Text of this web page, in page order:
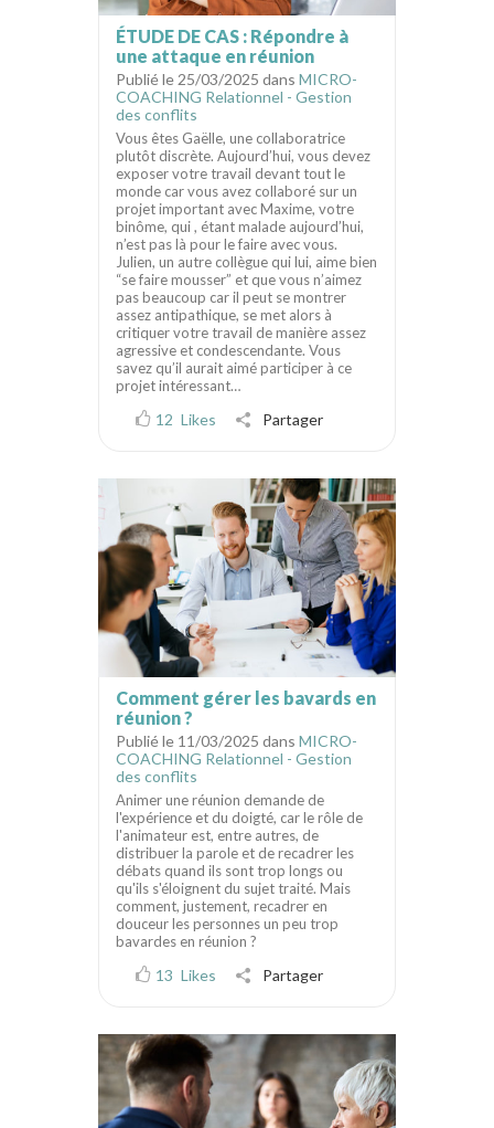
ÉTUDE DE CAS : Répondre à
une attaque en réunion
Publié le 25/03/2025 dans MICRO-
COACHING Relationnel - Gestion
des conflits
Vous êtes Gaëlle, une collaboratrice
plutôt discrète. Aujourd’hui, vous devez
exposer votre travail devant tout le
monde car vous avez collaboré sur un
projet important avec Maxime, votre
binôme, qui , étant malade aujourd’hui,
n’est pas là pour le faire avec vous.
Julien, un autre collègue qui lui, aime bien
“se faire mousser” et que vous n’aimez
pas beaucoup car il peut se montrer
assez antipathique, se met alors à
critiquer votre travail de manière assez
agressive et condescendante. Vous
savez qu’il aurait aimé participer à ce
projet intéressant…
12 Likes Partager
Comment gérer les bavards en
réunion ?
Publié le 11/03/2025 dans MICRO-
COACHING Relationnel - Gestion
des conflits
Animer une réunion demande de
l'expérience et du doigté, car le rôle de
l'animateur est, entre autres, de
distribuer la parole et de recadrer les
débats quand ils sont trop longs ou
qu'ils s'éloignent du sujet traité. Mais
comment, justement, recadrer en
douceur les personnes un peu trop
bavardes en réunion ?
13 Likes Partager